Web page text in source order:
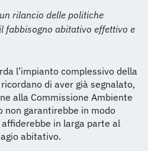
rilancio delle politiche
fabbisogno abitativo effettivo e
l’impianto complessivo della
di aver già segnalato,
alla Commissione Ambiente
non garantirebbe in modo
in larga parte al
abitativo.